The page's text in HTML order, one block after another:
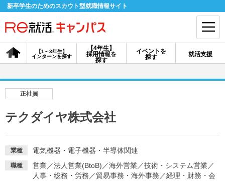
新卒学生のためのスカウト型就職情報サイト
【4年生】
採用情報を
探す
【1～3年生】
インターンを探す
イベントを
探す
就活支援
会員登録 ログイン
採用情報を探す
説明会を探す
正社員
テクダイヤ株式会社
業種 電気機器・電子機器・半導体関連
職種 営業／法人営業(BtoB) ／海外営業／技術・システム営業／
人事・総務・労務 ／貿易事務・海外事務 ／経理・財務・会